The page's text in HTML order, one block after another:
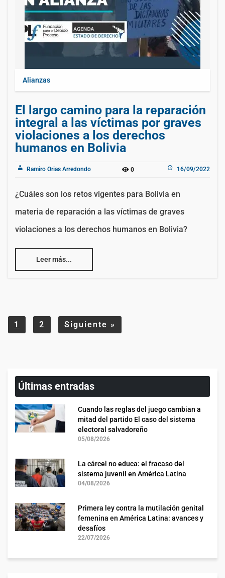
Alianzas
El largo camino para la reparación
integral a las víctimas por graves
violaciones a los derechos
humanos en Bolivia
Ramiro Orias Arredondo 0 16/09/2022
¿Cuáles son los retos vigentes para Bolivia en
materia de reparación a las víctimas de graves
violaciones a los derechos humanos en Bolivia?
Leer más...
1 2 Siguiente »
Últimas entradas
Cuando las reglas del juego cambian a
mitad del partido El caso del sistema
electoral salvadoreño
05/08/2026
La cárcel no educa: el fracaso del
sistema juvenil en América Latina
04/08/2026
Primera ley contra la mutilación genital
femenina en América Latina: avances y
desafíos
22/07/2026